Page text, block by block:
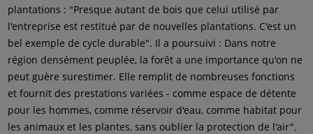
plantations : "Presque autant de bois que celui utilisé par
l'entreprise est restitué par de nouvelles plantations. C'est un
bel exemple de cycle durable". Il a poursuivi : Dans notre
région densément peuplée, la forêt a une importance qu'on ne
peut guère surestimer. Elle remplit de nombreuses fonctions
et fournit des prestations variées - comme espace de détente
pour les hommes, comme réservoir d'eau, comme habitat pour
les animaux et les plantes, sans oublier la protection de l'air".